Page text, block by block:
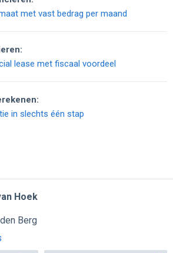
met vast bedrag per maand
lease met fiscaal voordeel
in slechts één stap
Hoek
Berg